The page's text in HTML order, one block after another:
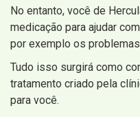
No entanto, você de
medicação para ajudar
por exemplo os
Tudo isso surgirá como
tratamento criado pela
para você.